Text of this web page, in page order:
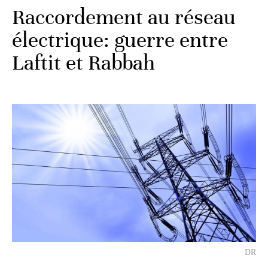
Raccordement au réseau
électrique: guerre entre
Laftit et Rabbah
DR